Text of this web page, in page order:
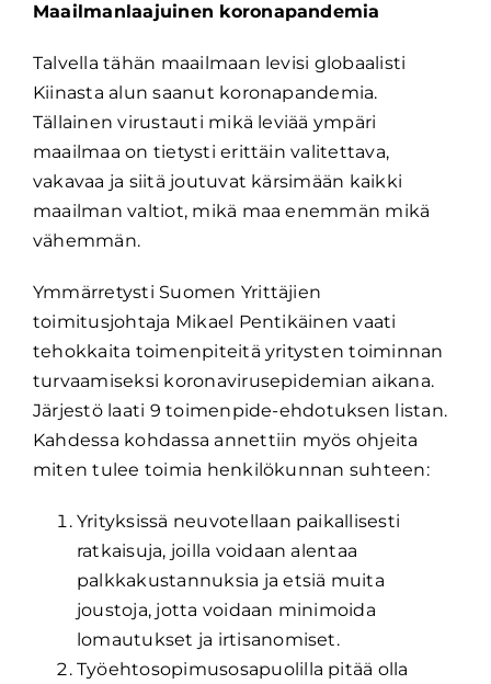
Maailmanlaajuinen koronapandemia
Talvella tähän maailmaan levisi globaalisti
Kiinasta alun saanut koronapandemia.
Tällainen virustauti mikä leviää ympäri
maailmaa on tietysti erittäin valitettava,
vakavaa ja siitä joutuvat kärsimään kaikki
maailman valtiot, mikä maa enemmän mikä
vähemmän.
Ymmärretysti Suomen Yrittäjien
toimitusjohtaja Mikael Pentikäinen vaati
tehokkaita toimenpiteitä yritysten toiminnan
turvaamiseksi koronavirusepidemian aikana.
Järjestö laati 9 toimenpide-ehdotuksen listan.
Kahdessa kohdassa annettiin myös ohjeita
miten tulee toimia henkilökunnan suhteen:
Yrityksissä neuvotellaan paikallisesti
ratkaisuja, joilla voidaan alentaa
palkkakustannuksia ja etsiä muita
joustoja, jotta voidaan minimoida
lomautukset ja irtisanomiset.
Työehtosopimusosapuolilla pitää olla